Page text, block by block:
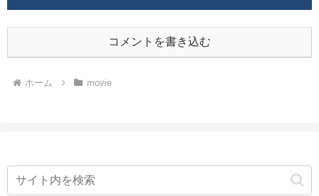
コメントを書き込む
ホーム movie